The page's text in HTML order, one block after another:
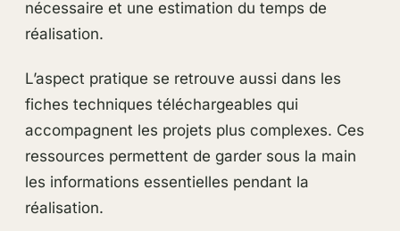
nécessaire et une estimation du temps de
réalisation.
L’aspect pratique se retrouve aussi dans les
fiches techniques téléchargeables qui
accompagnent les projets plus complexes. Ces
ressources permettent de garder sous la main
les informations essentielles pendant la
réalisation.